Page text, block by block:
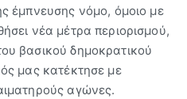
έμπνευσης νόμο, όμοιο με
νέα μέτρα περιορισμού,
βασικού δημοκρατικού
μας κατέκτησε με
αγώνες.